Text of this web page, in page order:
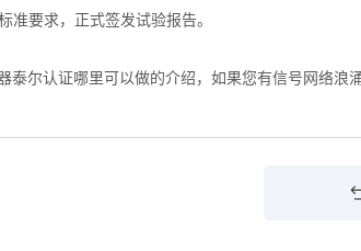
准要求，正式签发试验报告。
泰尔认证哪里可以做的介绍，如果您有信号网络浪